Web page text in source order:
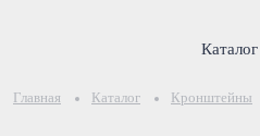
Каталог
Главная Каталог Кронштейны